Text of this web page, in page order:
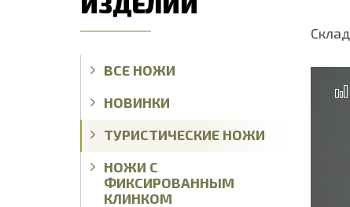
ВСЕ НОЖИ
НОВИНКИ
ТУРИСТИЧЕСКИЕ НОЖИ
НОЖИ С
ФИКСИРОВАННЫМ
КЛИНКОМ